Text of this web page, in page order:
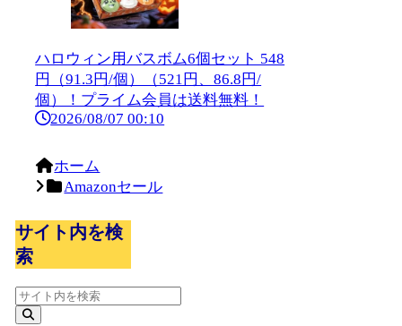
ハロウィン用バスボム6個セット 548
円（91.3円/個）（521円、86.8円/
個）！プライム会員は送料無料！
2026/08/07 00:10
ホーム
Amazonセール
サイト内を検
索